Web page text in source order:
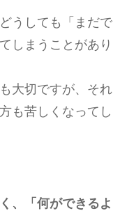
うしても「まだで
しまうことがあり
大切ですが、それ
も苦しくなってし
、「何ができるよ